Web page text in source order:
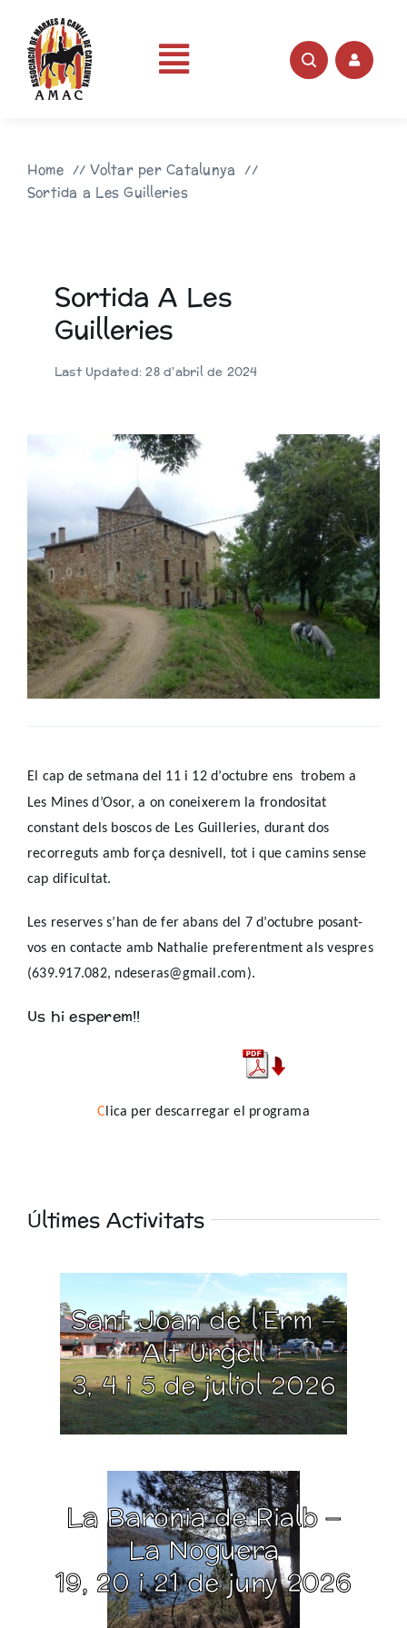
content
Toggle
Navigation
AMAC
Fotos
Home
Voltar per Catalunya
Sortida a Les Guilleries
Sortida A Les
Guilleries
Last Updated: 28 d'abril de 2024
El cap de setmana del 11 i 12 d’octubre ens trobem a
Les Mines d’Osor, a on coneixerem la frondositat
constant dels boscos de Les Guilleries, durant dos
recorreguts amb força desnivell, tot i que camins sense
cap dificultat.
Les reserves s’han de fer abans del 7 d’octubre posant-
vos en contacte amb Nathalie preferentment als vespres
(639.917.082, ndeseras@gmail.com).
Us hi esperem!!
C lica per descarregar el programa
Últimes Activitats
Sant Joan de l’Erm –
Alt Urgell
3, 4 i 5 de juliol 2026
La Baronia de Rialb –
La Noguera
19, 20 i 21 de juny 2026